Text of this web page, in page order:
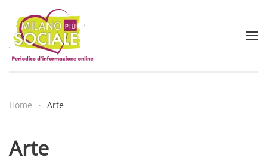
Skip to main content
Home Arte
Arte